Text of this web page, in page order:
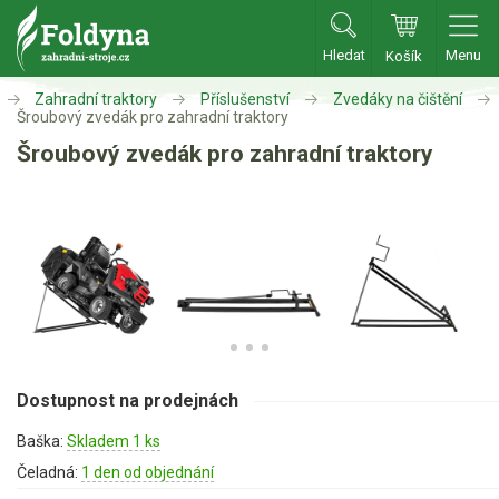
Hledat Košík Menu
Zahradní traktory
Zahradní traktory
Aku traktory
Příslušenství
Oleje, maziva
Mulčovací sady
Zvedáky na čištění
Na zimu
Zahradní traktory Příslušenství
Zvedáky na čištění
Šroubový zvedák pro zahradní traktory
Šroubový zvedák pro zahradní traktory
Dostupnost na prodejnách
Baška: Skladem 1 ks
Čeladná: 1 den od objednání